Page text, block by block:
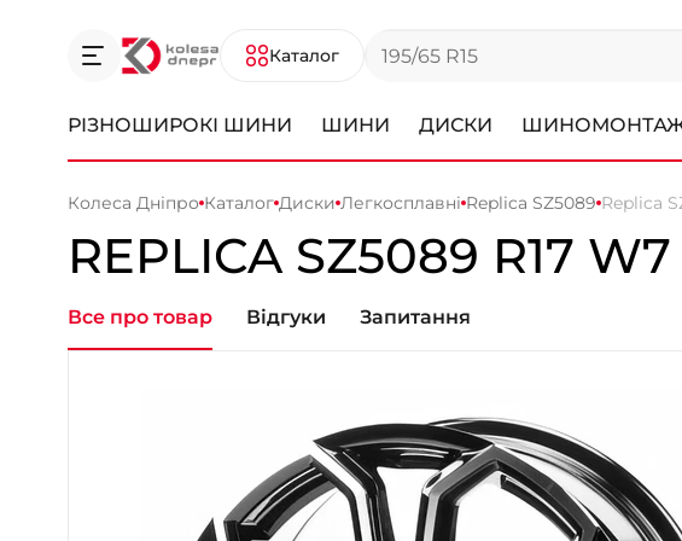
Каталог
РІЗНОШИРОКІ ШИНИ ШИНИ ДИСКИ
Колеса Дніпро Каталог Диски Легкосплавні Replica SZ5089 Replica
REPLICA SZ5089 R17
Все про товар Відгуки Запитання